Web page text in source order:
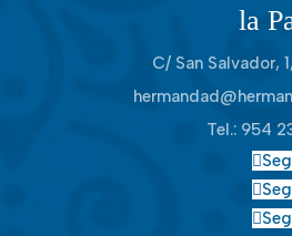
la
C/ San Salvador,
Tel.: 954